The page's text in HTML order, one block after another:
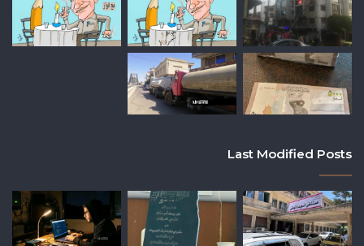
Last Modified Posts